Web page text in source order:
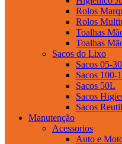
Rolos
Rolos
Toalhas
Toalhas
Sacos do Lixo
Sacos 05-
Sacos 100-
Sacos 50L
Sacos
Sacos
Manutenção
Acessorios
Auto e